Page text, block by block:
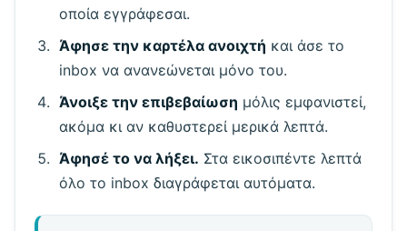
οποία εγγράφεσαι.
Άφησε την καρτέλα ανοιχτή και άσε το
inbox να ανανεώνεται μόνο του.
Άνοιξε την επιβεβαίωση μόλις εμφανιστεί,
ακόμα κι αν καθυστερεί μερικά λεπτά.
Άφησέ το να λήξει. Στα εικοσιπέντε λεπτά
όλο το inbox διαγράφεται αυτόματα.